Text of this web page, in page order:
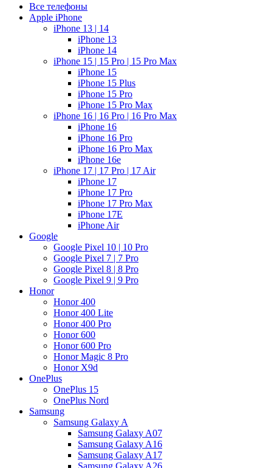
Все телефоны
Apple iPhone
iPhone 13 | 14
iPhone 13
iPhone 14
iPhone 15 | 15 Pro | 15 Pro Max
iPhone 15
iPhone 15 Plus
iPhone 15 Pro
iPhone 15 Pro Max
iPhone 16 | 16 Pro | 16 Pro Max
iPhone 16
iPhone 16 Pro
iPhone 16 Pro Max
iPhone 16e
iPhone 17 | 17 Pro | 17 Air
iPhone 17
iPhone 17 Pro
iPhone 17 Pro Max
iPhone 17E
iPhone Air
Google
Google Pixel 10 | 10 Pro
Google Pixel 7 | 7 Pro
Google Pixel 8 | 8 Pro
Google Pixel 9 | 9 Pro
Honor
Honor 400
Honor 400 Lite
Honor 400 Pro
Honor 600
Honor 600 Pro
Honor Magic 8 Pro
Honor X9d
OnePlus
OnePlus 15
OnePlus Nord
Samsung
Samsung Galaxy A
Samsung Galaxy A07
Samsung Galaxy A16
Samsung Galaxy A17
Samsung Galaxy A26